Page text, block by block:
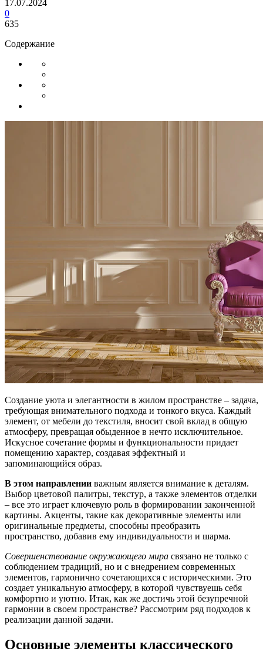
17.07.2024
0
635
Содержание
Создание уюта и элегантности в жилом пространстве – задача,
требующая внимательного подхода и тонкого вкуса. Каждый
элемент, от мебели до текстиля, вносит свой вклад в общую
атмосферу, превращая обыденное в нечто исключительное.
Искусное сочетание формы и функциональности придает
помещению характер, создавая эффектный и
запоминающийся образ.
В этом направлении важным является внимание к деталям.
Выбор цветовой палитры, текстур, а также элементов отделки
– все это играет ключевую роль в формировании законченной
картины. Акценты, такие как декоративные элементы или
оригинальные предметы, способны преобразить
пространство, добавив ему индивидуальности и шарма.
Совершенствование окружающего мира связано не только с
соблюдением традиций, но и с внедрением современных
элементов, гармонично сочетающихся с историческими. Это
создает уникальную атмосферу, в которой чувствуешь себя
комфортно и уютно. Итак, как же достичь этой безупречной
гармонии в своем пространстве? Рассмотрим ряд подходов к
реализации данной задачи.
Основные элементы классического